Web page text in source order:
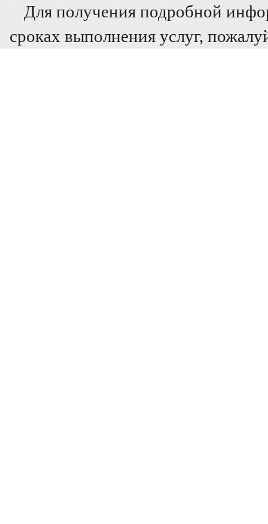
Для получения подробной
сроках выполнения услуг,